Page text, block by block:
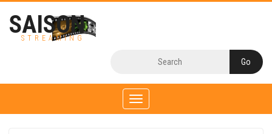
SAISON
STREAMING
Toggle
navigation